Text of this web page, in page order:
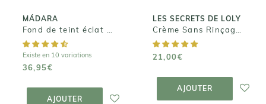
MÁDARA
Existe en 10 variations
36,95€
AJOUTER
PANIER
LES SECRETS DE LOLY
21,00€
AJOUTER
PANIER